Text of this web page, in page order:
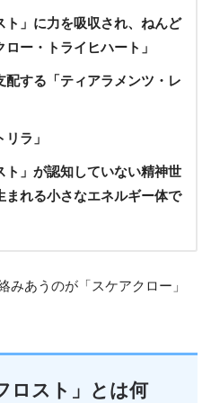
ト」に力を吸収され、ねんど
ー・トライヒハート」
配する「ティアラメンツ・レ
ラ」
ト」が認知していない精神世
まれる小さなエネルギー体で
みあうのが「スケアクロー」
ロスト」とは何